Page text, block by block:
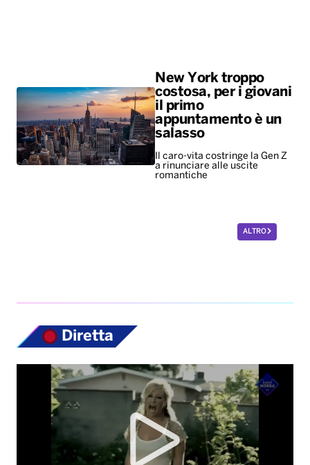
New York troppo
costosa, per i giovani
il primo
appuntamento è un
salasso
Il caro-vita costringe la Gen Z
a rinunciare alle uscite
romantiche
ALTRO
Diretta